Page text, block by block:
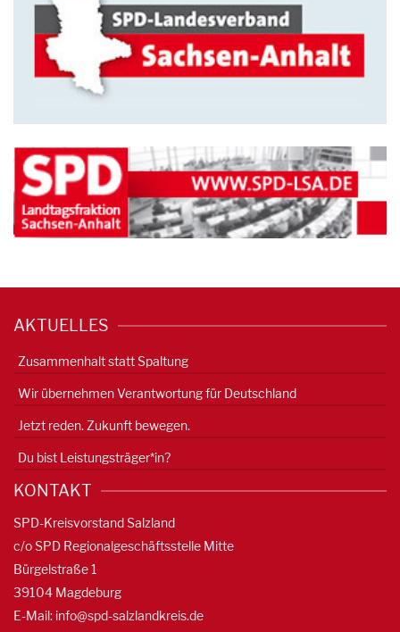
AKTUELLES
Zusammenhalt statt Spaltung
Wir übernehmen Verantwortung für Deutschland
Jetzt reden. Zukunft bewegen.
Du bist Leistungsträger*in?
KONTAKT
SPD-Kreisvorstand Salzland
c/o SPD Regionalgeschäftsstelle Mitte
Bürgelstraße 1
39104 Magdeburg
E-Mail: info@spd-salzlandkreis.de